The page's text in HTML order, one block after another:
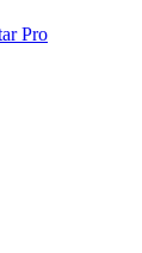
Pro